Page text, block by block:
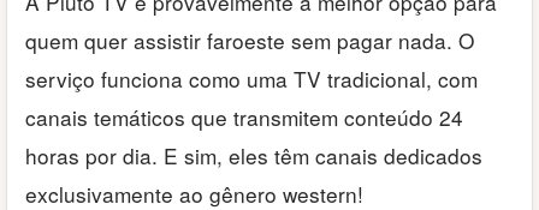
quem quer assistir faroeste sem pagar nada. O
serviço funciona como uma TV tradicional, com
canais temáticos que transmitem conteúdo 24
horas por dia. E sim, eles têm canais dedicados
exclusivamente ao gênero western!